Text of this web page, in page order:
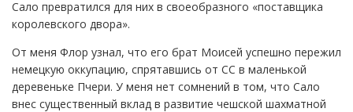
Сало превратился для них в своеобразного «поставщика
королевского двора».
От меня Флор узнал, что его брат Моисей успешно пережил
немецкую оккупацию, спрятавшись от СС в маленькой
деревеньке Пчери. У меня нет сомнений в том, что Сало
внес существенный вклад в развитие чешской шахматной